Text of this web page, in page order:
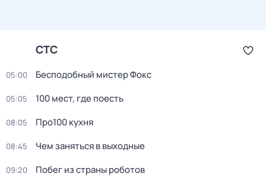
СТС
05:00 Бесподобный мистер Фокс
05:05 100 мест, где поесть
08:05 Про100 кухня
08:45 Чем заняться в выходные
09:20 Побег из страны роботов